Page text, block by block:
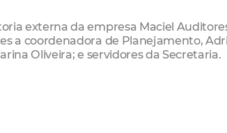
externa da empresa Maciel
a coordenadora de Planejamento,
Oliveira; e servidores da Secretaria.